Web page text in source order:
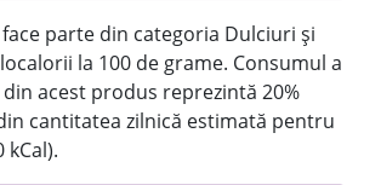
parte din categoria Dulciuri și
la 100 de grame. Consumul a
acest produs reprezintă 20%
cantitatea zilnică estimată pentru
kCal).